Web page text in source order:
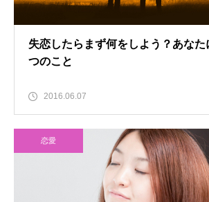
失恋したらまず何をしよう？あな
つのこと
2016.06.07
恋愛